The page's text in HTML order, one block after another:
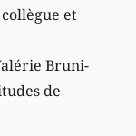
et
Bruni-
de